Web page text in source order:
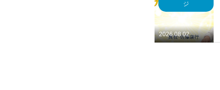
2026.08.02
ジ